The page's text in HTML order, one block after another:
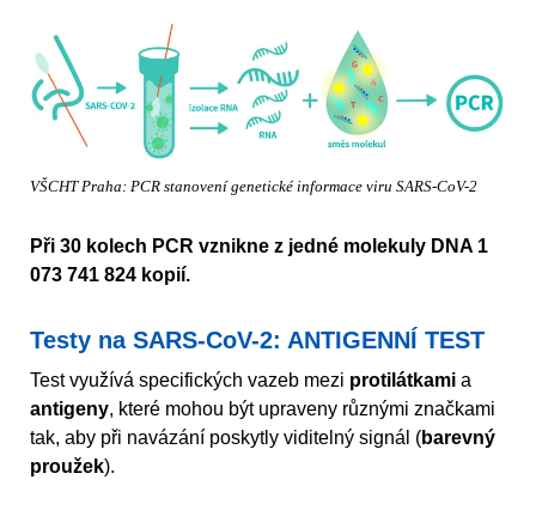
VŠCHT Praha: PCR stanovení genetické informace viru SARS-CoV-2
Při 30 kolech PCR vznikne z jedné molekuly DNA 1
073 741 824 kopií.
Testy na SARS-CoV-2: ANTIGENNÍ TEST
Test využívá specifických vazeb mezi protilátkami a
antigeny, které mohou být upraveny různými značkami
tak, aby při navázání poskytly viditelný signál (barevný
proužek).